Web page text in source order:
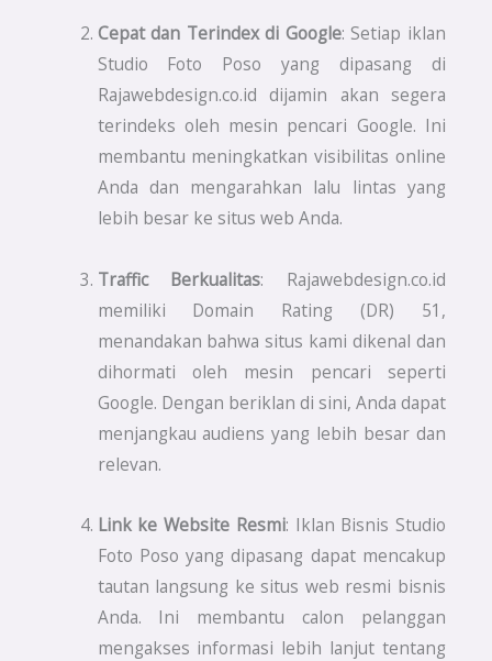
Cepat dan Terindex di Google: Setiap iklan
Studio Foto Poso yang dipasang di
Rajawebdesign.co.id dijamin akan segera
terindeks oleh mesin pencari Google. Ini
membantu meningkatkan visibilitas online
Anda dan mengarahkan lalu lintas yang
lebih besar ke situs web Anda.
Traffic Berkualitas: Rajawebdesign.co.id
memiliki Domain Rating (DR) 51,
menandakan bahwa situs kami dikenal dan
dihormati oleh mesin pencari seperti
Google. Dengan beriklan di sini, Anda dapat
menjangkau audiens yang lebih besar dan
relevan.
Link ke Website Resmi: Iklan Bisnis Studio
Foto Poso yang dipasang dapat mencakup
tautan langsung ke situs web resmi bisnis
Anda. Ini membantu calon pelanggan
mengakses informasi lebih lanjut tentang